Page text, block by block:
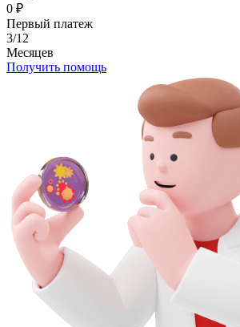
0 ₽
Первый платеж
3/12
Месяцев
Получить помощь